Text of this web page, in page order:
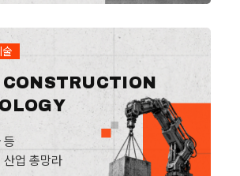
술
등
산업 총망라